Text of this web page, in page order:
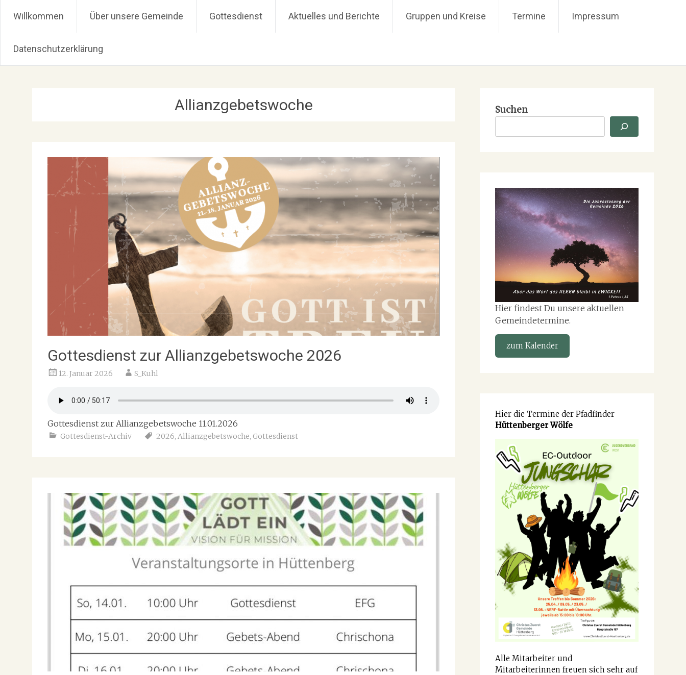
Christus Zuerst Gemeinde Hüttenberg
Willkommen Über unsere Gemeinde Gottesdienst Aktuelles und Berichte Gruppen und Kreise Termine Impressum
Datenschutzerklärung
Allianzgebetswoche
Gottesdienst zur Allianzgebetswoche 2026
12. Januar 2026 S_Kuhl
Gottesdienst zur Allianzgebetswoche 11.01.2026
Gottesdienst-Archiv 2026, Allianzgebetswoche, Gottesdienst
Suchen
Hier findest Du unsere aktuellen
Gemeindetermine.
zum Kalender
Hier die Termine der Pfadfinder
Hüttenberger Wölfe
Alle Mitarbeiter und
Mitarbeiterinnen freuen sich sehr auf